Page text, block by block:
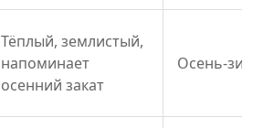
Тёплый, землистый,
напоминает
осенний закат